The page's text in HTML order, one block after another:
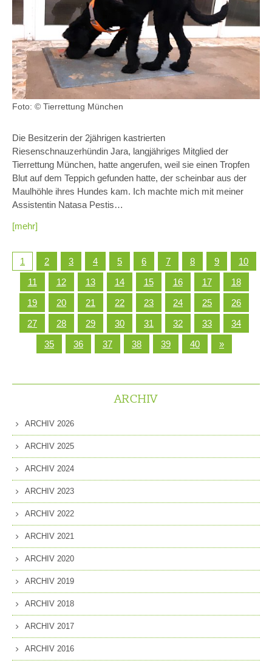
Foto: © Tierrettung München
Die Besitzerin der 2jährigen kastrierten
Riesenschnauzerhündin Jara, langjähriges Mitglied der
Tierrettung München, hatte angerufen, weil sie einen Tropfen
Blut auf dem Teppich gefunden hatte, der scheinbar aus der
Maulhöhle ihres Hundes kam. Ich machte mich mit meiner
Assistentin Natasa Pestis…
[mehr]
1 2 3 4 5 6 7 8 9
10
11
12 13 14 15 16 17
18
19
20 21 22 23 24 25
26
27
28 29 30 31 32 33
34
35
36 37 38 39 40 »
ARCHIV
ARCHIV 2026
ARCHIV 2025
ARCHIV 2024
ARCHIV 2023
ARCHIV 2022
ARCHIV 2021
ARCHIV 2020
ARCHIV 2019
ARCHIV 2018
ARCHIV 2017
ARCHIV 2016